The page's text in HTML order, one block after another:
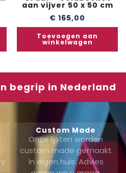
aan vijver 50 x 50 cm
€ 165,00
Toevoegen aan
winkelwagen
begrip in Nederland
Custom Made
Onze lijsten worden
custom made gemaakt
in eigen huis. Advies